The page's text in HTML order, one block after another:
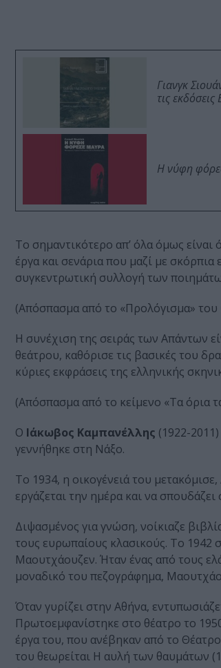
Γιανγκ
τις
Η νύφη
Το σημαντικότερο απ’ όλα όμως είναι
έργα και σενάρια που μαζί με σκόρπια
συγκεντρωτική συλλογή των
(Απόσπασμα από το «Προλόγισμα» του
Η συνέχιση της σειράς των Απάντων
θεάτρου, καθόρισε τις βασικές του
κύριες εκφράσεις της ελληνικής
(Απόσπασμα από το κείμενο «Τα όρια
Ο Ιάκωβος Καμπανέλλης (1922-
γεννήθηκε στη Νάξο.
Το 1934, η οικογένειά του
εργάζεται την ημέρα και να
Διψασμένος για γνώση, νοίκιαζε
τους ευρωπαίους κλασικούς. Το
Μαουτχάουζεν. Ήταν ένας από τους
μοναδικό του πεζογράφημα,
Όταν γυρίζει στην Αθήνα,
Πρωτοεμφανίστηκε στο θέατρο το
έργα του, που ανέβηκαν από το
του θεωρείται Η αυλή των θαυμάτων